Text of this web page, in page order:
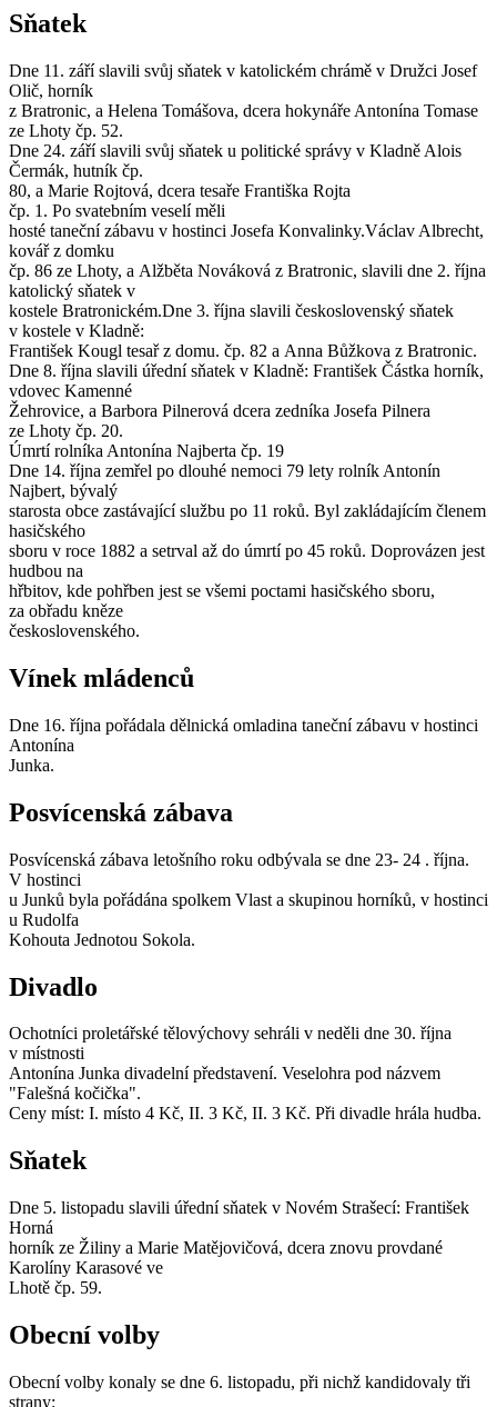
Sňatek
Dne 11. září slavili svůj sňatek v katolickém chrámě v Družci Josef
Olič, horník
z Bratronic, a Helena Tomášova, dcera hokynáře Antonína Tomase
ze Lhoty čp. 52.
Dne 24. září slavili svůj sňatek u politické správy v Kladně Alois
Čermák, hutník čp.
80, a Marie Rojtová, dcera tesaře Františka Rojta
čp. 1. Po svatebním veselí měli
hosté taneční zábavu v hostinci Josefa Konvalinky.Václav Albrecht,
kovář z domku
čp. 86 ze Lhoty, a Alžběta Nováková z Bratronic, slavili dne 2. října
katolický sňatek v
kostele Bratronickém.Dne 3. října slavili československý sňatek
v kostele v Kladně:
František Kougl tesař z domu. čp. 82 a Anna Bůžkova z Bratronic.
Dne 8. října slavili úřední sňatek v Kladně: František Částka horník,
vdovec Kamenné
Žehrovice, a Barbora Pilnerová dcera zedníka Josefa Pilnera
ze Lhoty čp. 20.
Úmrtí rolníka Antonína Najberta čp. 19
Dne 14. října zemřel po dlouhé nemoci 79 lety rolník Antonín
Najbert, bývalý
starosta obce zastávající službu po 11 roků. Byl zakládajícím členem
hasičského
sboru v roce 1882 a setrval až do úmrtí po 45 roků. Doprovázen jest
hudbou na
hřbitov, kde pohřben jest se všemi poctami hasičského sboru,
za obřadu kněze
československého.
Vínek mládenců
Dne 16. října pořádala dělnická omladina taneční zábavu v hostinci
Antonína
Junka.
Posvícenská zábava
Posvícenská zábava letošního roku odbývala se dne 23- 24 . října.
V hostinci
u Junků byla pořádána spolkem Vlast a skupinou horníků, v hostinci
u Rudolfa
Kohouta Jednotou Sokola.
Divadlo
Ochotníci proletářské tělovýchovy sehráli v neděli dne 30. října
v místnosti
Antonína Junka divadelní představení. Veselohra pod názvem
"Falešná kočička".
Ceny míst: I. místo 4 Kč, II. 3 Kč, II. 3 Kč. Při divadle hrála hudba.
Sňatek
Dne 5. listopadu slavili úřední sňatek v Novém Strašecí: František
Horná
horník ze Žiliny a Marie Matějovičová, dcera znovu provdané
Karolíny Karasové ve
Lhotě čp. 59.
Obecní volby
Obecní volby konaly se dne 6. listopadu, při nichž kandidovaly tři
strany: